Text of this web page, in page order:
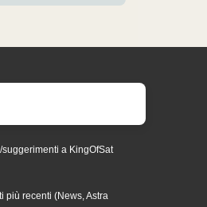
suggerimenti a KingOfSat
più recenti (News, Astra